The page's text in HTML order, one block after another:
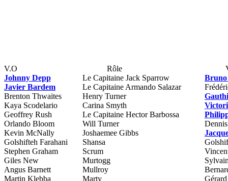
V.O Rôle
Johnny Depp
Le Capitaine Jack Sparrow
Bruno
Javier Bardem
Le Capitaine Armando Salazar
Brenton Thwaites
Henry Turner
Kaya Scodelario
Carina Smyth
Geoffrey Rush
Le Capitaine Hector Barbossa
Orlando Bloom
Will Turner
Kevin McNally
Joshaemee Gibbs
Golshifteh Farahani
Shansa
Stephen Graham
Scrum
Giles New
Murtogg
Angus Barnett
Mullroy
Martin Klebba
Marty